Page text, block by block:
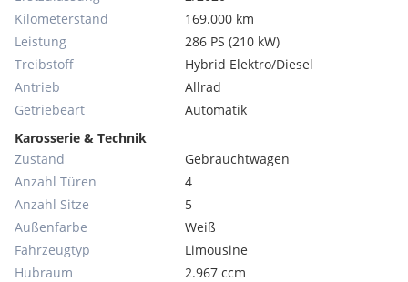
Kilometerstand
169.000 km
Leistung
286 PS (210 kW)
Treibstoff
Hybrid Elektro/Diesel
Antrieb
Allrad
Getriebeart
Automatik
Karosserie & Technik
Zustand
Gebrauchtwagen
Anzahl Türen
4
Anzahl Sitze
5
Außenfarbe
Weiß
Fahrzeugtyp
Limousine
Hubraum
2.967 ccm